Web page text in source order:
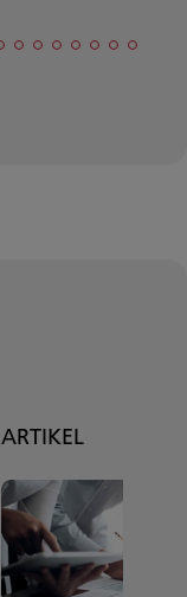
ARTIKEL